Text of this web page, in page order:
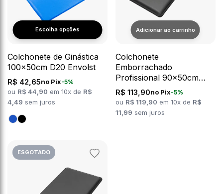
Escolha opções
Colchonete de Ginástica
100x50cm D20 Envolst
R$ 42,65no Pix-5%
ou R$ 44,90 em 10x de R$
4,49 sem juros
Colchonete
Emborrachado
Profissional 90x50cm
D60 Envolst
R$ 113,90no Pix-5%
ou R$ 119,90 em 10x de R$
11,99 sem juros
ESGOTADO
Adicionar